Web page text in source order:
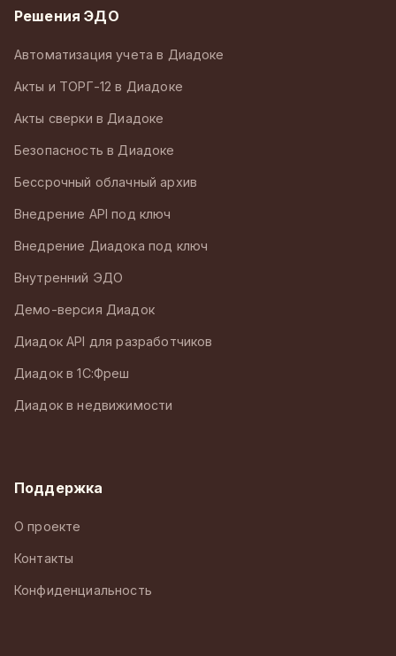
Решения ЭДО
Автоматизация учета в Диадоке
Акты и ТОРГ-12 в Диадоке
Акты сверки в Диадоке
Безопасность в Диадоке
Бессрочный облачный архив
Внедрение API под ключ
Внедрение Диадока под ключ
Внутренний ЭДО
Демо-версия Диадок
Диадок API для разработчиков
Диадок в 1С:Фреш
Диадок в недвижимости
Поддержка
О проекте
Контакты
Конфиденциальность